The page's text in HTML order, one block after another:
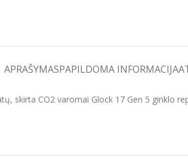
APRAŠYMASPAPILDOMA INFORMACIJA
skirta CO2 varomai Glock 17 Gen 5 ginklo